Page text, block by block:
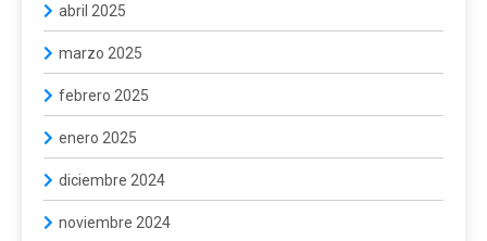
abril 2025
marzo 2025
febrero 2025
enero 2025
diciembre 2024
noviembre 2024